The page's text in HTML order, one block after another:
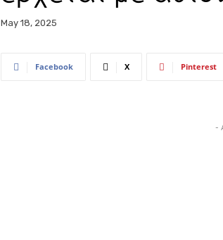
May 18, 2025
Facebook X Pinterest
-